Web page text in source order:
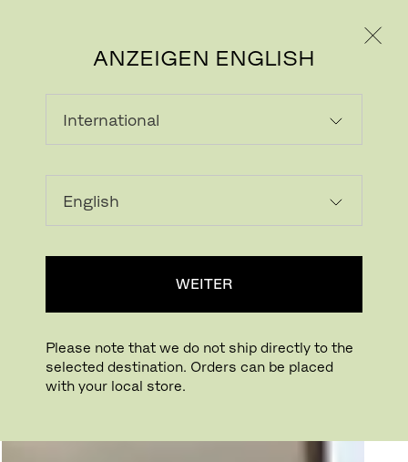
ANZEIGEN ENGLISH
WEITER
Please note that we do not ship directly to the
selected destination. Orders can be placed
with your local store.